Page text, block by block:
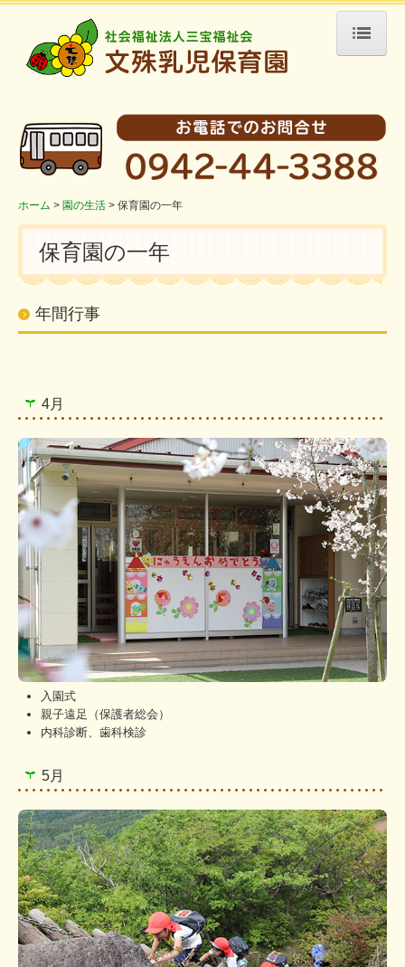
ホーム
保育目標
園の概要
アクセス
園の生活
保育園の一年
職員募集
情報開示
決算報告
苦情処理体制
お問合せ
個人情報保護方針
ホーム 園の生活 保育園の一年
保育園の一年
年間行事
4月
入園式
親子遠足（保護者総会）
内科診断、歯科検診
5月